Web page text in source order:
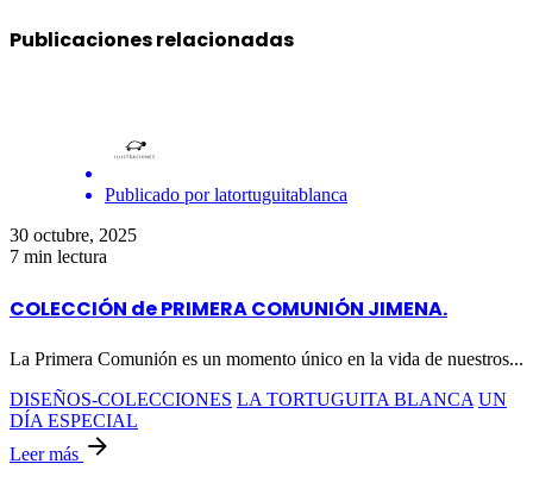
Publicaciones relacionadas
Publicado por latortuguitablanca
30 octubre, 2025
7 min lectura
COLECCIÓN de PRIMERA COMUNIÓN JIMENA.
La Primera Comunión es un momento único en la vida de nuestros...
DISEÑOS-COLECCIONES LA TORTUGUITA BLANCA UN
DÍA ESPECIAL
Leer más